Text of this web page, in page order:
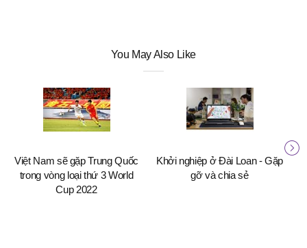
You May Also Like
Việt Nam sẽ gặp Trung Quốc
trong vòng loại thứ 3 World
Cup 2022
Khởi nghiệp ở Đài Loan - Gặp
gỡ và chia sẻ